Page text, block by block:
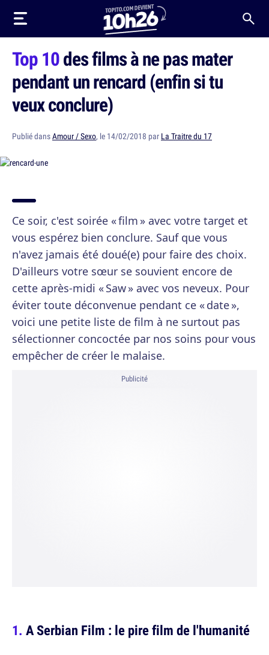
Top 10des films à ne pas mater
pendant un rencard (enfin si tu
veux conclure)
Publié dansAmour / Sexo, le 14/02/2018 par La Traitre du 17
Ce soir, c'est soirée « film » avec votre target et
vous espérez bien conclure. Sauf que vous
n'avez jamais été doué(e) pour faire des choix.
D'ailleurs votre sœur se souvient encore de
cette après-midi « Saw » avec vos neveux. Pour
éviter toute déconvenue pendant ce « date »,
voici une petite liste de film à ne surtout pas
sélectionner concoctée par nos soins pour vous
empêcher de créer le malaise.
Publicité
A Serbian Film : le pire film de l'humanité